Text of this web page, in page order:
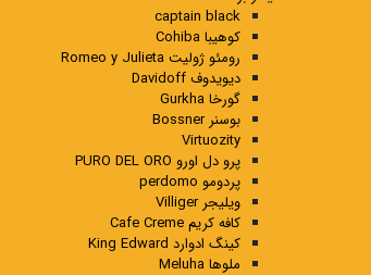
captain black
کوهیبا Cohiba
رومئو ژولیت Romeo y Julieta
دیویدوف Davidoff
گورخا Gurkha
بوسنر Bossner
Virtuozity
پرو دل اورو PURO DEL ORO
پردومو perdomo
ویلیجر Villiger
کافه کریم Cafe Creme
کینگ ادوارد King Edward
ملوها Meluha